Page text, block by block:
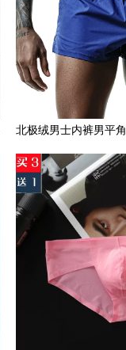
北极绒男士内裤男平
气全棉大码